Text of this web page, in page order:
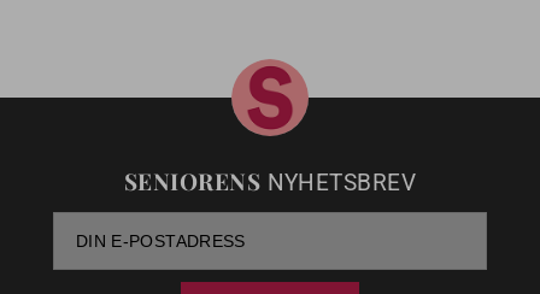
SENIORENS NYHETSBREV